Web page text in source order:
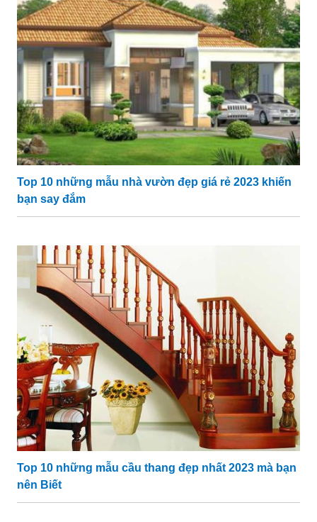
Top 10 những mẫu nhà vườn đẹp giá rẻ 2023 khiến
bạn say đắm
Top 10 những mẫu cầu thang đẹp nhất 2023 mà bạn
nên Biết